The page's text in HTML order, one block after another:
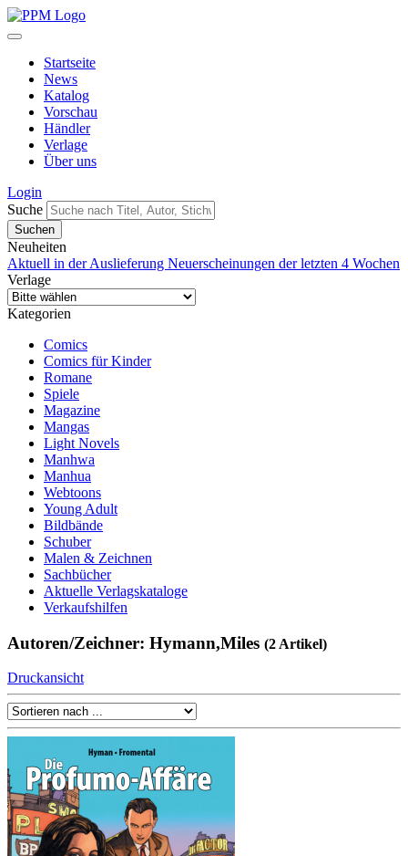
Startseite
News
Katalog
Vorschau
Händler
Verlage
Über uns
Login
Suche
Neuheiten
Aktuell in der Auslieferung Neuerscheinungen der letzten 4 Wochen
Verlage
Kategorien
Comics
Comics für Kinder
Romane
Spiele
Magazine
Mangas
Light Novels
Manhwa
Manhua
Webtoons
Young Adult
Bildbände
Schuber
Malen & Zeichnen
Sachbücher
Aktuelle Verlagskataloge
Verkaufshilfen
Autoren/Zeichner: Hymann,Miles (2 Artikel)
Druckansicht